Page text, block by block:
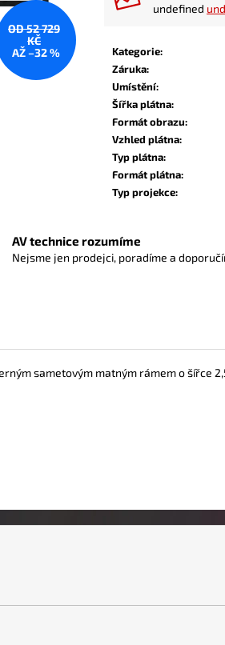
undefined
Kategorie:
Záruka:
Umístění:
Šířka plátna:
Formát obrazu:
Vzhled plátna:
Typ plátna:
Formát plátna:
Typ projekce:
OD 52 729
KČ
AŽ –32 %
AV technice rozumíme
Nejsme jen prodejci, poradíme a
sametovým matným rámem o šířce